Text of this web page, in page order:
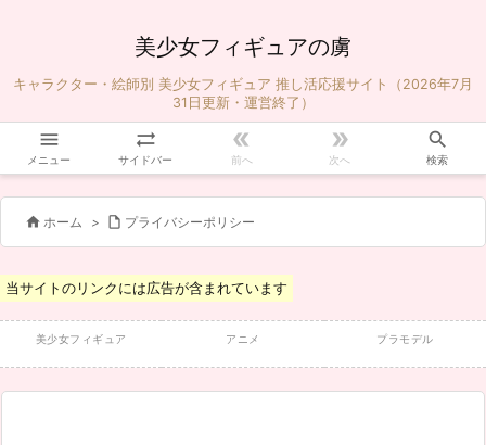
美少女フィギュアの虜
キャラクター・絵師別 美少女フィギュア 推し活応援サイト（2026年7月
31日更新・運営終了）

メニュー

サイドバー

前へ

次へ

検索
 ホーム >  プライバシーポリシー
当サイトのリンクには広告が含まれています
美少女フィギュア アニメ プラモデル